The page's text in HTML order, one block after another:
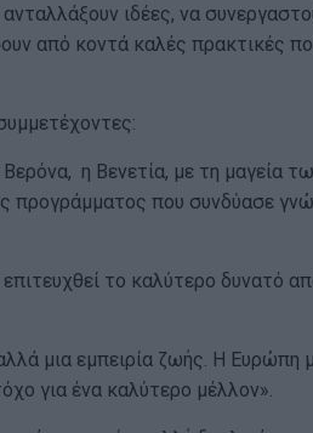
ιδέες, να
από κοντά καλές πρακτικές
η Βενετία, με τη μαγεία
προγράμματος που συνδύασε
το καλύτερο δυνατό
μια εμπειρία ζωής. Η Ευρώπη
για ένα καλύτερο μέλλον».